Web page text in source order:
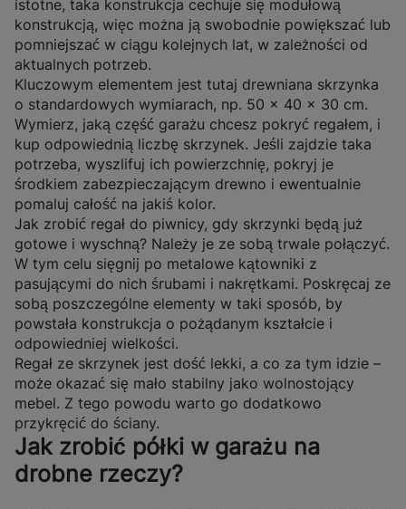
istotne, taka konstrukcja cechuje się modułową
konstrukcją, więc można ją swobodnie powiększać lub
pomniejszać w ciągu kolejnych lat, w zależności od
aktualnych potrzeb.
Kluczowym elementem jest tutaj drewniana skrzynka
o standardowych wymiarach, np. 50 × 40 × 30 cm.
Wymierz, jaką część garażu chcesz pokryć regałem, i
kup odpowiednią liczbę skrzynek. Jeśli zajdzie taka
potrzeba, wyszlifuj ich powierzchnię, pokryj je
środkiem zabezpieczającym drewno i ewentualnie
pomaluj całość na jakiś kolor.
Jak zrobić regał do piwnicy, gdy skrzynki będą już
gotowe i wyschną? Należy je ze sobą trwale połączyć.
W tym celu sięgnij po metalowe kątowniki z
pasującymi do nich śrubami i nakrętkami. Poskręcaj ze
sobą poszczególne elementy w taki sposób, by
powstała konstrukcja o pożądanym kształcie i
odpowiedniej wielkości.
Regał ze skrzynek jest dość lekki, a co za tym idzie –
może okazać się mało stabilny jako wolnostojący
mebel. Z tego powodu warto go dodatkowo
przykręcić do ściany.
Jak zrobić półki w garażu na
drobne rzeczy?